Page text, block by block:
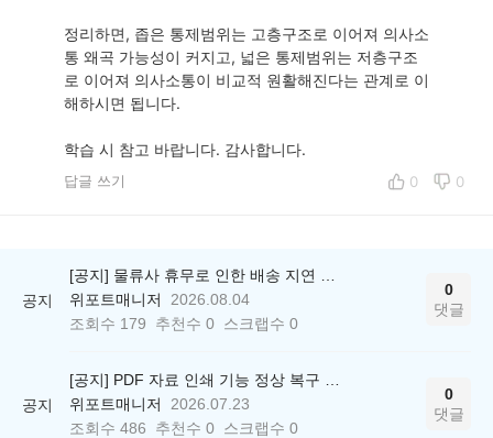
정리하면, 좁은 통제범위는 고층구조로 이어져 의사소
통 왜곡 가능성이 커지고, 넓은 통제범위는 저층구조
로 이어져 의사소통이 비교적 원활해진다는 관계로 이
해하시면 됩니다.
학습 시 참고 바랍니다. 감사합니다.
답글 쓰기 0 0
공지
위포트매니저
2026.08.04
조회수 179 추천수 0 스크랩수 0
0
댓글
공지
위포트매니저
2026.07.23
조회수 486 추천수 0 스크랩수 0
0
댓글